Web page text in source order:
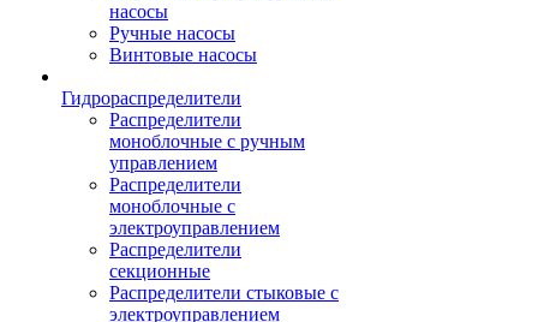
насосы
Ручные насосы
Винтовые насосы
Гидрораспределители
Распределители
моноблочные с ручным
управлением
Распределители
моноблочные с
электроуправлением
Распределители
секционные
Распределители стыковые с
электроуправлением